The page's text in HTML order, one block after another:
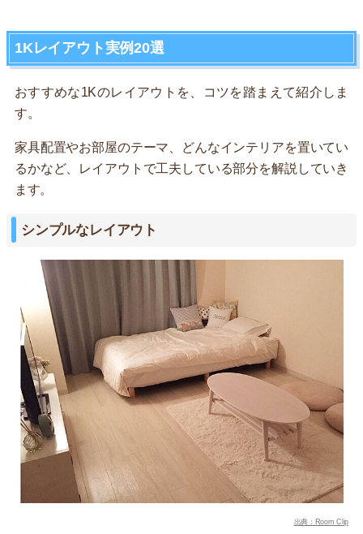
1Kレイアウト実例20選
おすすめな1Kのレイアウトを、コツを踏まえて紹介しま
す。
家具配置やお部屋のテーマ、どんなインテリアを置いてい
るかなど、レイアウトで工夫している部分を解説していき
ます。
シンプルなレイアウト
出典：Room Clip